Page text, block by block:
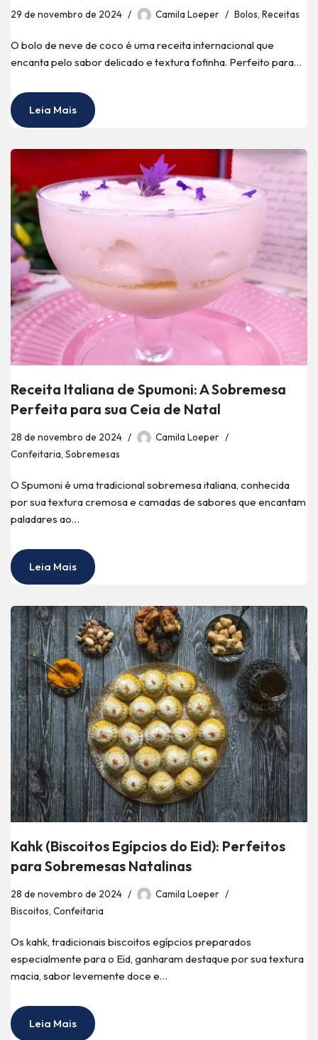
29 de novembro de 2024 Camila Loeper Bolos, Receitas
O bolo de neve de coco é uma receita internacional que
encanta pelo sabor delicado e textura fofinha. Perfeito para…
Leia Mais
Receita Italiana de Spumoni: A Sobremesa
Perfeita para sua Ceia de Natal
28 de novembro de 2024
Camila Loeper
Confeitaria, Sobremesas
O Spumoni é uma tradicional sobremesa italiana, conhecida
por sua textura cremosa e camadas de sabores que encantam
paladares ao…
Leia Mais
Kahk (Biscoitos Egípcios do Eid): Perfeitos
para Sobremesas Natalinas
28 de novembro de 2024
Camila Loeper
Biscoitos, Confeitaria
Os kahk, tradicionais biscoitos egípcios preparados
especialmente para o Eid, ganharam destaque por sua textura
macia, sabor levemente doce e…
Leia Mais